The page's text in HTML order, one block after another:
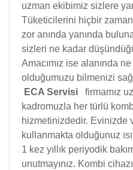
uzman ekibimiz sizlere
Tüketicilerini hiçbir
zor anında yanında
sizleri ne kadar
Amacımız ise alanında
olduğumuzu bilmenizi
ECA Servisi
firmamız
kadromuzla her türlü
hizmetinizdedir. Evinizde
kullanmakta olduğunuz
1 kez yıllık periyodik
unutmayınız. Kombi